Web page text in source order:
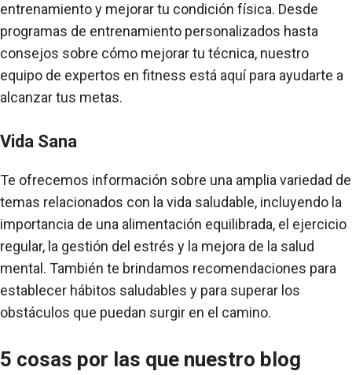
entrenamiento y mejorar tu condición física. Desde
programas de entrenamiento personalizados hasta
consejos sobre cómo mejorar tu técnica, nuestro
equipo de expertos en fitness está aquí para ayudarte a
alcanzar tus metas.
Vida Sana
Te ofrecemos información sobre una amplia variedad de
temas relacionados con la vida saludable, incluyendo la
importancia de una alimentación equilibrada, el ejercicio
regular, la gestión del estrés y la mejora de la salud
mental. También te brindamos recomendaciones para
establecer hábitos saludables y para superar los
obstáculos que puedan surgir en el camino.
5 cosas por las que nuestro blog